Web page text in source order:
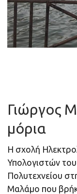
Γιώργος
μόρια
Η σχολή
Υπολογιστών
Πολυτεχνείου
Μαλάμο που